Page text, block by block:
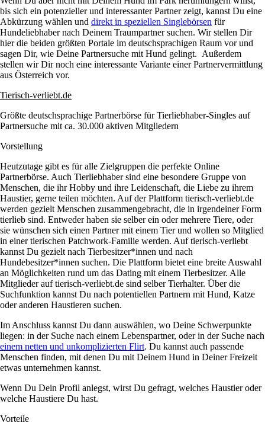
bis sich ein potenzieller und interessanter Partner zeigt, kannst Du eine
Abkürzung wählen und direkt in speziellen Singlebörsen für
Hundeliebhaber nach Deinem Traumpartner suchen. Wir stellen Dir
hier die beiden größten Portale im deutschsprachigen Raum vor und
sagen Dir, wie Deine Partnersuche mit Hund gelingt. Außerdem
stellen wir Dir noch eine interessante Variante einer Partnervermittlung
aus Österreich vor.
Tierisch-verliebt.de
Größte deutschsprachige Partnerbörse für Tierliebhaber-Singles auf
Partnersuche mit ca. 30.000 aktiven Mitgliedern
Vorstellung
Heutzutage gibt es für alle Zielgruppen die perfekte Online
Partnerbörse. Auch Tierliebhaber sind eine besondere Gruppe von
Menschen, die ihr Hobby und ihre Leidenschaft, die Liebe zu ihrem
Haustier, gerne teilen möchten. Auf der Plattform tierisch-verliebt.de
werden gezielt Menschen zusammengebracht, die in irgendeiner Form
tierlieb sind. Entweder haben sie selber ein oder mehrere Tiere, oder
sie wünschen sich einen Partner mit einem Tier und wollen so Mitglied
in einer tierischen Patchwork-Familie werden. Auf tierisch-verliebt
kannst Du gezielt nach Tierbesitzer*innen und nach
Hundebesitzer*innen suchen. Die Plattform bietet eine breite Auswahl
an Möglichkeiten rund um das Dating mit einem Tierbesitzer. Alle
Mitglieder auf tierisch-verliebt.de sind selber Tierhalter. Über die
Suchfunktion kannst Du nach potentiellen Partnern mit Hund, Katze
oder anderen Haustieren suchen.
Im Anschluss kannst Du dann auswählen, wo Deine Schwerpunkte
liegen: in der Suche nach einem Lebenspartner, oder in der Suche nach
einem netten und unkomplizierten Flirt. Du kannst auch passende
Menschen finden, mit denen Du mit Deinem Hund in Deiner Freizeit
etwas unternehmen kannst.
Wenn Du Dein Profil anlegst, wirst Du gefragt, welches Haustier oder
welche Haustiere Du hast.
Vorteile